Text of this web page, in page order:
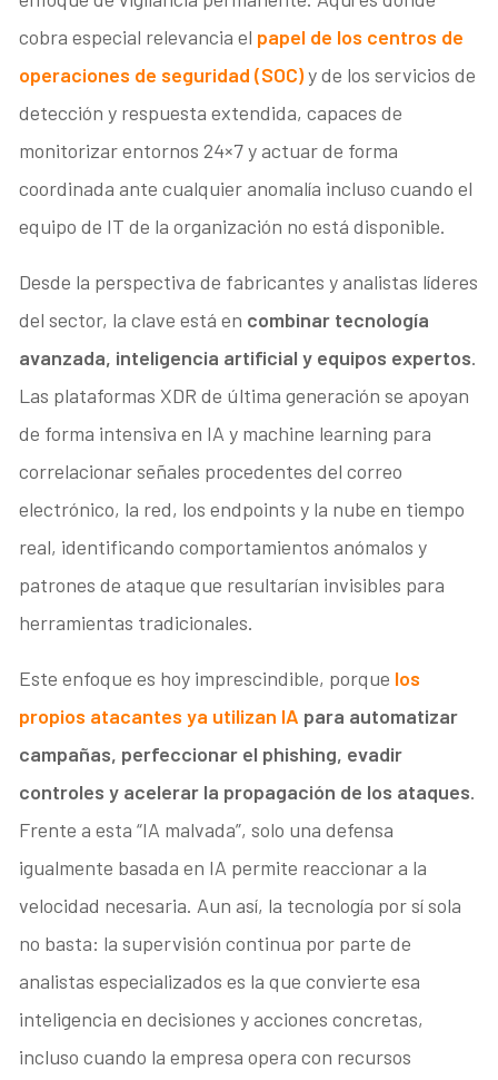
cobra especial relevancia el papel de los centros de
operaciones de seguridad (SOC)y de los servicios de
detección y respuesta extendida, capaces de
monitorizar entornos 24×7 y actuar de forma
coordinada ante cualquier anomalía incluso cuando el
equipo de IT de la organización no está disponible.
Desde la perspectiva de fabricantes y analistas líderes
del sector, la clave está en combinar tecnología
avanzada, inteligencia artificial y equipos expertos.
Las plataformas XDR de última generación se apoyan
de forma intensiva en IA y machine learning para
correlacionar señales procedentes del correo
electrónico, la red, los endpoints y la nube en tiempo
real, identificando comportamientos anómalos y
patrones de ataque que resultarían invisibles para
herramientas tradicionales.
Este enfoque es hoy imprescindible, porque los
propios atacantes ya utilizan IA para automatizar
campañas, perfeccionar el phishing, evadir
controles y acelerar la propagación de los ataques.
Frente a esta “IA malvada”, solo una defensa
igualmente basada en IA permite reaccionar a la
velocidad necesaria. Aun así, la tecnología por sí sola
no basta: la supervisión continua por parte de
analistas especializados es la que convierte esa
inteligencia en decisiones y acciones concretas,
incluso cuando la empresa opera con recursos